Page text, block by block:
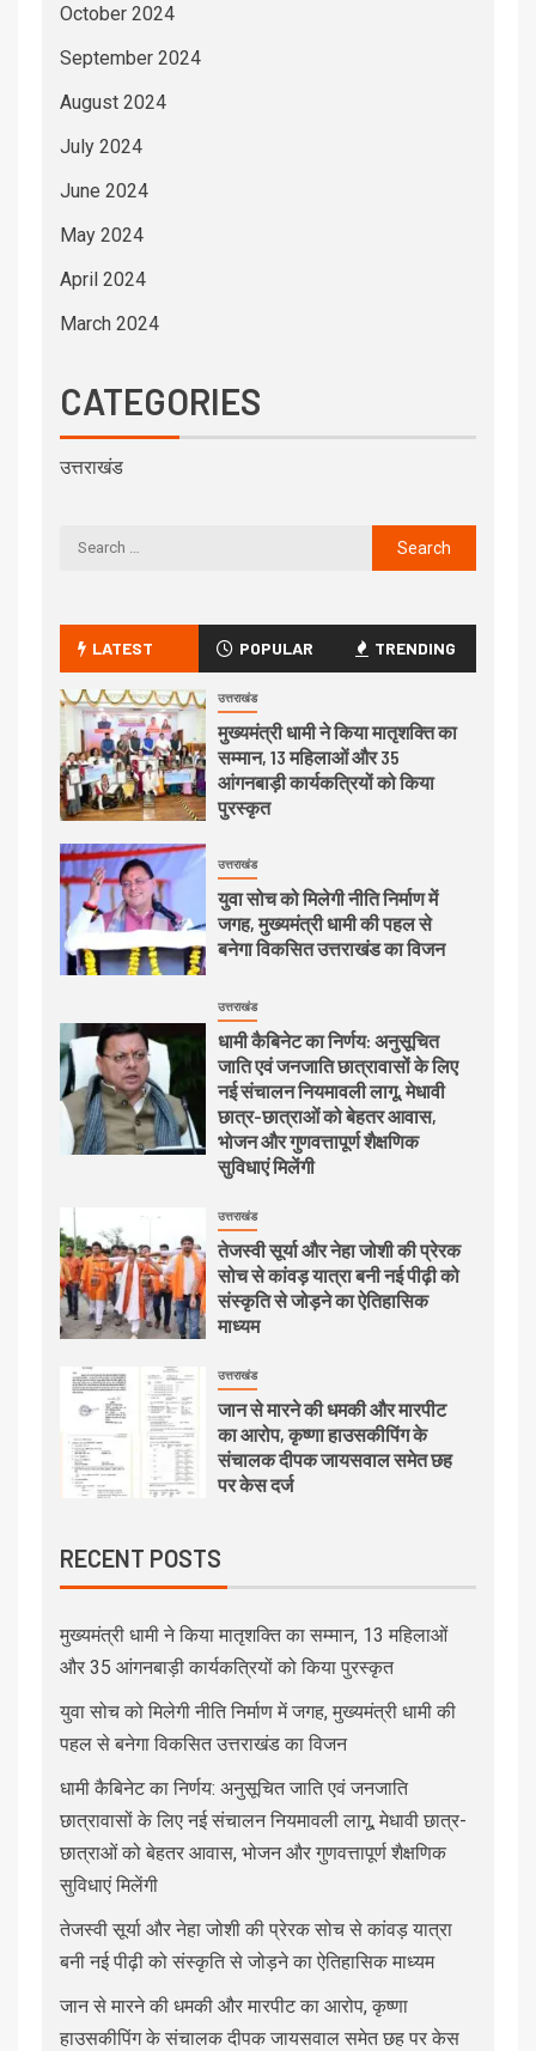
October 2024
September 2024
August 2024
July 2024
June 2024
May 2024
April 2024
March 2024
CATEGORIES
उत्तराखंड
LATEST POPULAR TRENDING
उत्तराखंड
मुख्यमंत्री धामी ने किया मातृशक्ति का
सम्मान, 13 महिलाओं और 35
आंगनबाड़ी कार्यकत्रियों को किया
पुरस्कृत
उत्तराखंड
युवा सोच को मिलेगी नीति निर्माण में
जगह, मुख्यमंत्री धामी की पहल से
बनेगा विकसित उत्तराखंड का विजन
उत्तराखंड
धामी कैबिनेट का निर्णय: अनुसूचित
जाति एवं जनजाति छात्रावासों के लिए
नई संचालन नियमावली लागू, मेधावी
छात्र-छात्राओं को बेहतर आवास,
भोजन और गुणवत्तापूर्ण शैक्षणिक
सुविधाएं मिलेंगी
उत्तराखंड
तेजस्वी सूर्या और नेहा जोशी की प्रेरक
सोच से कांवड़ यात्रा बनी नई पीढ़ी को
संस्कृति से जोड़ने का ऐतिहासिक
माध्यम
उत्तराखंड
जान से मारने की धमकी और मारपीट
का आरोप, कृष्णा हाउसकीपिंग के
संचालक दीपक जायसवाल समेत छह
पर केस दर्ज
RECENT POSTS
मुख्यमंत्री धामी ने किया मातृशक्ति का सम्मान, 13 महिलाओं
और 35 आंगनबाड़ी कार्यकत्रियों को किया पुरस्कृत
युवा सोच को मिलेगी नीति निर्माण में जगह, मुख्यमंत्री धामी की
पहल से बनेगा विकसित उत्तराखंड का विजन
धामी कैबिनेट का निर्णय: अनुसूचित जाति एवं जनजाति
छात्रावासों के लिए नई संचालन नियमावली लागू, मेधावी छात्र-
छात्राओं को बेहतर आवास, भोजन और गुणवत्तापूर्ण शैक्षणिक
सुविधाएं मिलेंगी
तेजस्वी सूर्या और नेहा जोशी की प्रेरक सोच से कांवड़ यात्रा
बनी नई पीढ़ी को संस्कृति से जोड़ने का ऐतिहासिक माध्यम
जान से मारने की धमकी और मारपीट का आरोप, कृष्णा
हाउसकीपिंग के संचालक दीपक जायसवाल समेत छह पर केस